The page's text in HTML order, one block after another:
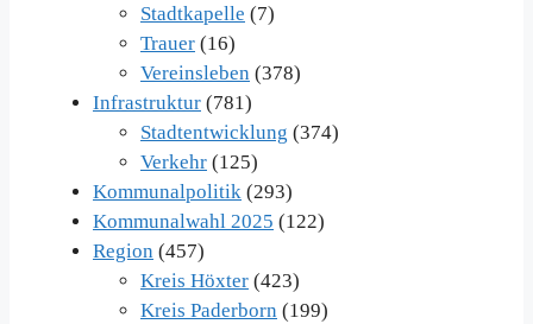
Stadtkapelle (7)
Trauer (16)
Vereinsleben (378)
Infrastruktur (781)
Stadtentwicklung (374)
Verkehr (125)
Kommunalpolitik (293)
Kommunalwahl 2025 (122)
Region (457)
Kreis Höxter (423)
Kreis Paderborn (199)